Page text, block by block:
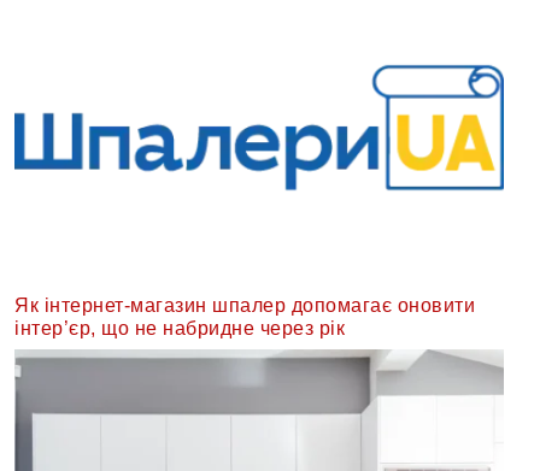
Як інтернет-магазин шпалер допомагає оновити
інтер’єр, що не набридне через рік